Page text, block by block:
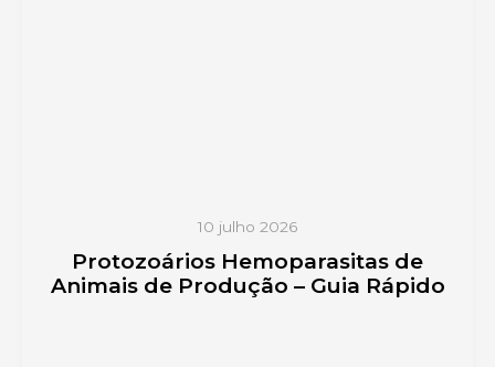
10 julho 2026
Protozoários Hemoparasitas de
Animais de Produção – Guia Rápido